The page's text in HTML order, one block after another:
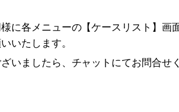
に各メニューの【ケースリスト】画
いたします。
いましたら、チャットにてお問合せ